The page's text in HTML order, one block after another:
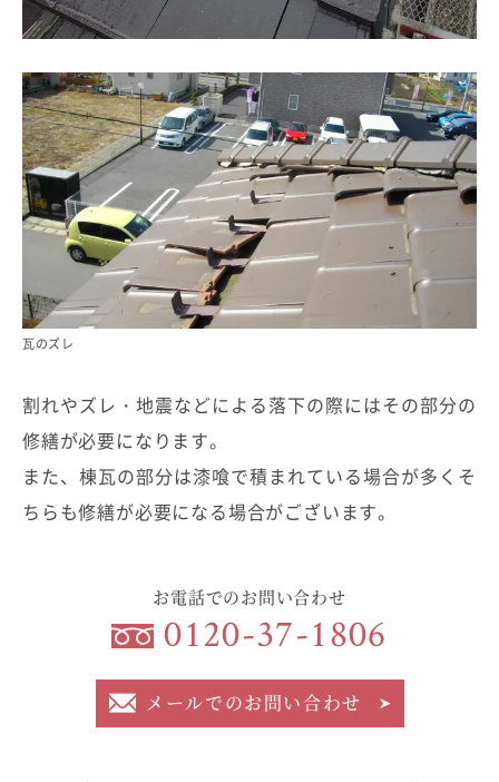
瓦のズレ
割れやズレ・地震などによる落下の際にはその部分の
修繕が必要になります。
また、棟瓦の部分は漆喰で積まれている場合が多くそ
ちらも修繕が必要になる場合がございます。
お電話でのお問い合わせ
0120-37-1806
メールでのお問い合わせ